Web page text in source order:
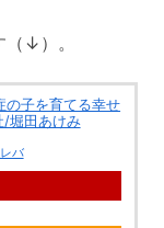
↓）。
の子を育てる幸せ
/堀田あけみ
バ